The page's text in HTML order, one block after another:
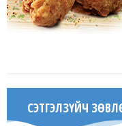
СЭТГЭЛЗҮЙЧ